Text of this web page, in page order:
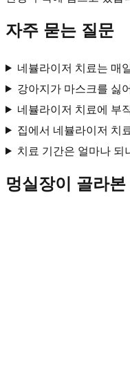
자주 묻는 질문
네뷸라이저 치료는 매
강아지가 마스크를 싫
네뷸라이저 치료에 부
집에서 네뷸라이저 치
치료 기간은 얼마나 되
멍실장이 골라